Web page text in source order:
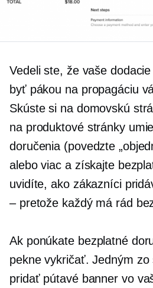
Vedeli ste, že vaše
byť pákou na propagáciu
Skúste si na domovskú
na produktové stránky
doručenia (povedzte
alebo viac a získajte
uvidíte, ako zákazníci
– pretože každý má rád
Ak ponúkate bezplatné
pekne vykričať. Jedným zo
pridať pútavébanner vo